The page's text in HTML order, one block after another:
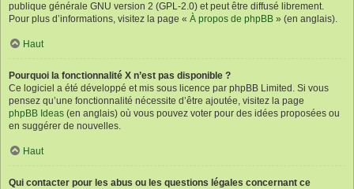
publique générale GNU version 2 (GPL-2.0) et peut être diffusé librement.
Pour plus d’informations, visitez la page « À propos de phpBB » (en anglais).
Haut
Pourquoi la fonctionnalité X n’est pas disponible ?
Ce logiciel a été développé et mis sous licence par phpBB Limited. Si vous
pensez qu’une fonctionnalité nécessite d’être ajoutée, visitez la page
phpBB Ideas (en anglais) où vous pouvez voter pour des idées proposées ou
en suggérer de nouvelles.
Haut
Qui contacter pour les abus ou les questions légales concernant ce